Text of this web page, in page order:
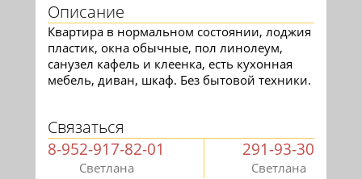
Описание
Квартира в нормальном состоянии, лоджия
пластик, окна обычные, пол линолеум,
санузел кафель и клеенка, есть кухонная
мебель, диван, шкаф. Без бытовой техники.
Связаться
8-952-917-82-01
Светлана
291-93-30
Светлана